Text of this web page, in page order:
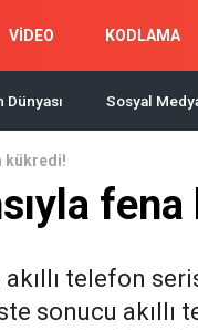
VİDEO KODLAMA
Dünyası Sosyal
kükredi!
akıllı telefon
sonucu akıllı